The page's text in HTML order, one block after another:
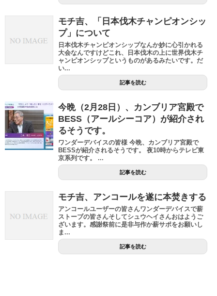
モチ吉、「日本伐木チャンピオンシッ
プ」について
日本伐木チャンピオンシップなんか妙に心引かれる
大会なんですけどこれ、日本伐木の上に世界伐木チ
ャンピオンシップというものがあるみたいです。だ
い...
記事を読む
今晩（2月28日）、カンブリア宮殿で
BESS（アールシーコア）が紹介され
るそうです。
ワンダーデバイスの皆様 今晩、カンブリア宮殿で
BESSが紹介されるそうです。 夜10時からテレビ東
京系列です。 ...
記事を読む
モチ吉、アンコールを遂に本焚きする
アンコールユーザーの皆さんワンダーデバイスで薪
ストーブの皆さんそしてシュウヘイさんおはようご
ざいます。感謝祭前に是非与作か薪サポをお願いし
ま...
記事を読む